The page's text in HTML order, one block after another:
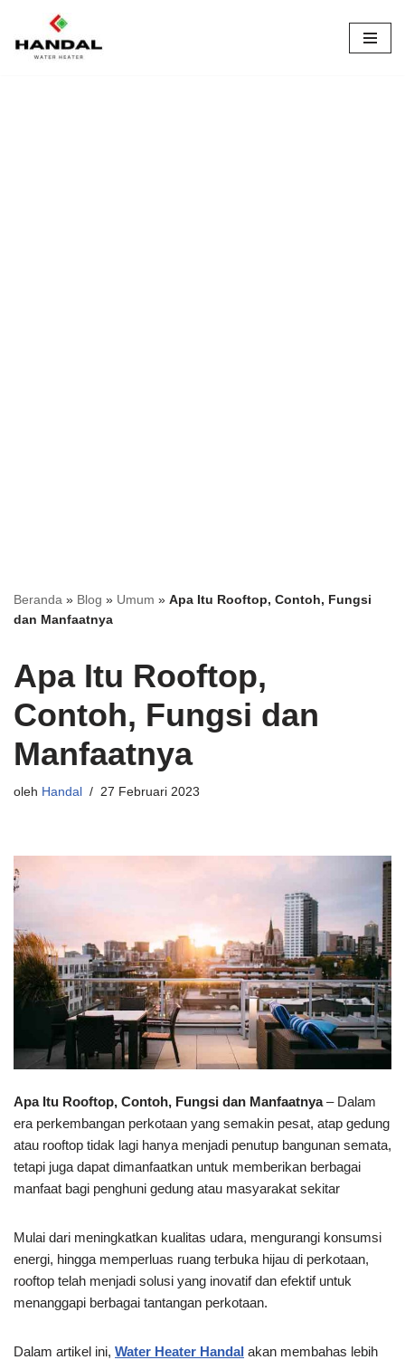
Lompat
Beranda » Blog » Umum » Apa Itu Rooftop, Contoh, Fungsi
dan Manfaatnya
Apa Itu Rooftop,
Contoh, Fungsi dan
Manfaatnya
oleh Handal 27 Februari 2023
Apa Itu Rooftop, Contoh, Fungsi dan Manfaatnya– Dalam
era perkembangan perkotaan yang semakin pesat, atap gedung
atau rooftop tidak lagi hanya menjadi penutup bangunan semata,
tetapi juga dapat dimanfaatkan untuk memberikan berbagai
manfaat bagi penghuni gedung atau masyarakat sekitar
Mulai dari meningkatkan kualitas udara, mengurangi konsumsi
energi, hingga memperluas ruang terbuka hijau di perkotaan,
rooftop telah menjadi solusi yang inovatif dan efektif untuk
menanggapi berbagai tantangan perkotaan.
Dalam artikel ini, Water Heater Handal akan membahas lebih